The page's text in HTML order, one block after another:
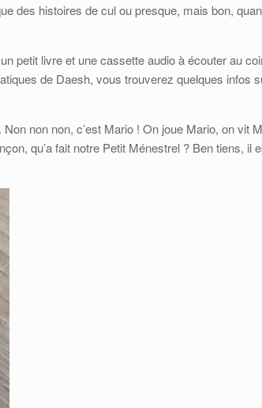
des histoires de cul ou presque, mais bon,
petit livre et une cassette audio à écouter au
de Daesh, vous trouverez quelques infos
non non, c’est Mario ! On joue Mario, on vit
qu’a fait notre Petit Ménestrel ? Ben tiens, il